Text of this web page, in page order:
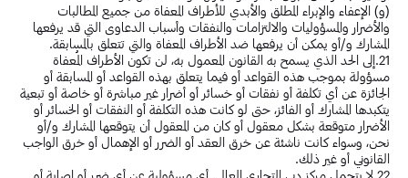
(و) الإعفاء والإبراء المطلق والأبدي للأطراف المعفاة من جميع المطالبات
والأضرار والمسؤوليات والالتزامات والنفقات وأسباب الدعاوى التي قد يرفعها
المشارك و/أو يمكن أن يرفعها ضد الأطراف المعفاة والتي تتعلق بالمسابقة.
21.إلى الحد الذي يسمح به القانون المعمول به، لن تكون الأطراف المُعفاة
مسؤولة بموجب هذه القواعد أو فيما يتعلق بهذه القواعد أو المسابقة أو
الجائزة عن أي تكلفة أو نفقات أو خسائر أو أضرار غير مباشرة أو خاصة أو تبعية
يتكبدها المشارك أو الفائز، حتى لو كانت هذه التكلفة أو النفقات أو الخسائر أو
الأضرار متوقعة بشكل معقول أو كان من المعقول أن يتوقعها المشارك و/أو
نحن، وسواء كانت ناشئة عن خرق العقد أو الضرر أو الإهمال أو خرق الواجب
القانوني أو غير ذلك.
22.لا يتحمل مركز دبي التجاري العالمي أي مسؤولية عن أي ضرر أو إصابة أو